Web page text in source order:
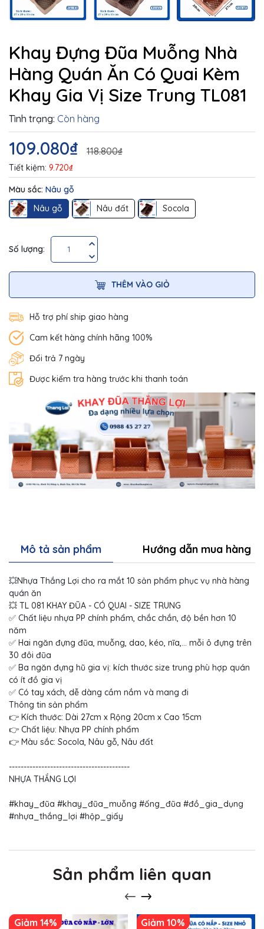
Khay Đựng Đũa Muỗng Nhà
Hàng Quán Ăn Có Quai Kèm
Khay Gia Vị Size Trung TL081
Tình trạng: Còn hàng
109.080₫ 118.800₫
Tiết kiệm: 9.720₫
Màu sắc: Nâu gỗ
Nâu gỗ
Nâu đất Socola
Số lượng:
THÊM VÀO GIỎ
Hỗ trợ phí ship giao hàng
Cam kết hàng chính hãng 100%
Đổi trả 7 ngày
Được kiểm tra hàng trước khi thanh toán
Mô tả sản phẩm Hướng dẫn mua hàng
💥Nhựa Thắng Lợi cho ra mắt 10 sản phẩm phục vụ nhà hàng
quán ăn
💥 TL 081 KHAY ĐŨA - CÓ QUAI - SIZE TRUNG
✅ Chất liệu nhựa PP chính phẩm, chắc chắn, độ bền hơn 10
năm
✅ Hai ngăn đựng đũa, muỗng, dao, kéo, nĩa,… mỗi ô đựng trên
30 đôi đũa
✅ Ba ngăn đựng hũ gia vị: kích thước size trung phù hợp quán
có ít đồ gia vị
✅ Có tay xách, dễ dàng cầm nắm và mang đi
Thông tin sản phẩm
👉 Kích thước: Dài 27cm x Rộng 20cm x Cao 15cm
👉 Chất liệu: Nhựa PP chính phẩm
👉 Màu sắc: Socola, Nâu gỗ, Nâu đất
-----------------------------------------
NHỰA THẮNG LỢI
#khay_đũa #khay_đũa_muỗng #ống_đũa #đồ_gia_dụng
#nhựa_thắng_lợi #hộp_giấy
Sản phẩm liên quan
Giảm 14% Giảm 10%